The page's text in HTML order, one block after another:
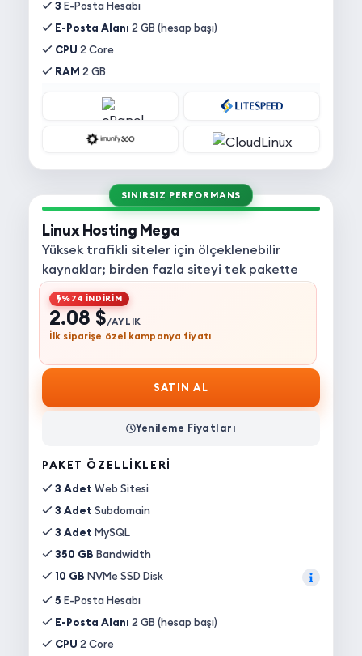
3 E-Posta Hesabı
E-Posta Alanı 2 GB (hesap başı)
CPU 2 Core
RAM 2 GB
SINIRSIZ PERFORMANS
Linux Hosting Mega
Yüksek trafikli siteler için ölçeklenebilir
kaynaklar; birden fazla siteyi tek pakette
yönetin.
%74 İNDİRİM
2.08 $/AYLIK
İlk siparişe özel kampanya fiyatı
SATIN AL
Yenileme Fiyatları
PAKET ÖZELLIKLERI
3 Adet Web Sitesi
3 Adet Subdomain
3 Adet MySQL
350 GB Bandwidth
10 GB NVMe SSD Disk
5 E-Posta Hesabı
E-Posta Alanı 2 GB (hesap başı)
CPU 2 Core